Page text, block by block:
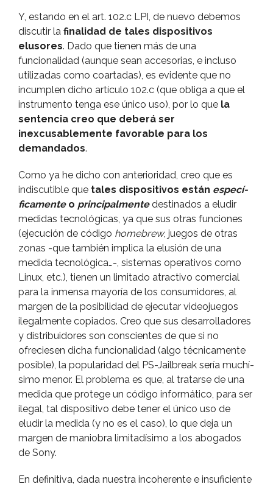
Y, estando en el art. 102.c LPI, de nuevo debemos
discutir la finalidad de tales dispositivos
elusores. Dado que tienen más de una
funcionalidad (aunque sean accesorias, e incluso
utilizadas como coartadas), es evidente que no
incumplen dicho artí­culo 102.c (que obliga a que el
instrumento tenga ese único uso), por lo que la
sentencia creo que deberá ser
inexcusablemente favorable para los
demandados.
Como ya he dicho con anterioridad, creo que es
indiscutible que tales dispositivos están especí­
ficamente o principalmentedestinados a eludir
medidas tecnológicas, ya que sus otras funciones
(ejecución de código homebrew, juegos de otras
zonas -que también implica la elusión de una
medida tecnológica…-, sistemas operativos como
Linux, etc.), tienen un limitado atractivo comercial
para la inmensa mayorí­a de los consumidores, al
margen de la posibilidad de ejecutar videojuegos
ilegalmente copiados. Creo que sus desarrolladores
y distribuidores son conscientes de que si no
ofreciesen dicha funcionalidad (algo técnicamente
posible), la popularidad del PS-Jailbreak serí­a muchí­
simo menor. El problema es que, al tratarse de una
medida que protege un código informático, para ser
ilegal, tal dispositivo debe tener el único uso de
eludir la medida (y no es el caso), lo que deja un
margen de maniobra limitadí­simo a los abogados
de Sony.
En definitiva, dada nuestra incoherente e insuficiente